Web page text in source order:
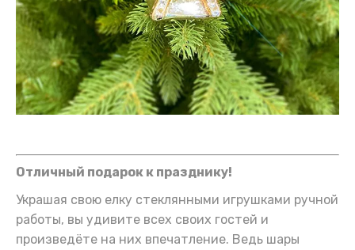
Отличный подарок к празднику!
Украшая свою елку стеклянными игрушками ручной
работы, вы удивите всех своих гостей и
произведёте на них впечатление. Ведь шары